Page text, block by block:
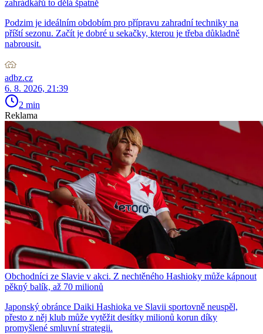
zahrádkářů to dělá špatně
Podzim je ideálním obdobím pro přípravu zahradní techniky na
příští sezonu. Začít je dobré u sekačky, kterou je třeba důkladně
nabrousit.
adbz.cz
6. 8. 2026, 21:39
2 min
Reklama
Obchodníci ze Slavie v akci. Z nechtěného Hashioky může kápnout
pěkný balík, až 70 milionů
Japonský obránce Daiki Hashioka ve Slavii sportovně neuspěl,
přesto z něj klub může vytěžit desítky milionů korun díky
promyšlené smluvní strategii.